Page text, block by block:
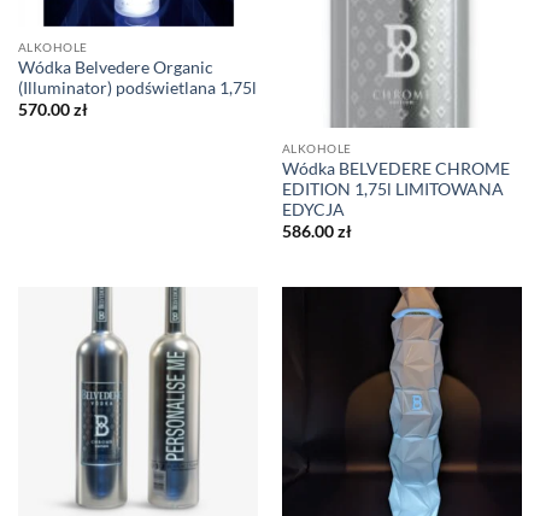
ALKOHOLE
Wódka Belvedere Organic
(Illuminator) podświetlana 1,75l
570.00zł
ALKOHOLE
Wódka BELVEDERE CHROME
EDITION 1,75l LIMITOWANA
EDYCJA
586.00zł